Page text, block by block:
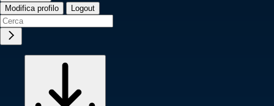
Modifica profilo Logout